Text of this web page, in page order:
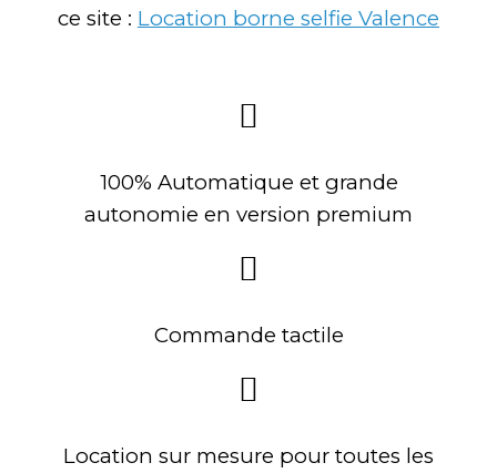
ce site : Location borne selfie Valence
100% Automatique et grande
autonomie en version premium
Commande tactile
Location sur mesure pour toutes les